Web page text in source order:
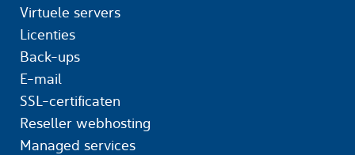
Virtuele servers
Licenties
Back-ups
E-mail
SSL-certificaten
Reseller webhosting
Managed services